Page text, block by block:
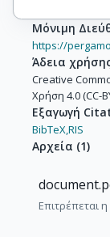
Μόνιμη
https://
Άδεια
Creative
Χρήση 4.0 (CC-
Εξαγωγή
BibTeX,RIS
Αρχεία (1)
Επιτρέπεται